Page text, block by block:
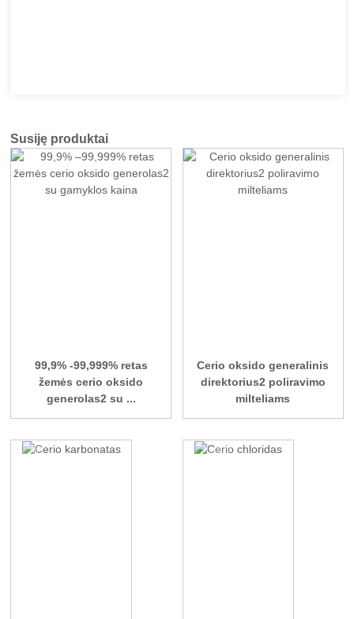
Susiję produktai
99,9% -99,999% retas
žemės cerio oksido
generolas2 su ...
Cerio oksido generalinis
direktorius2 poliravimo
milteliams